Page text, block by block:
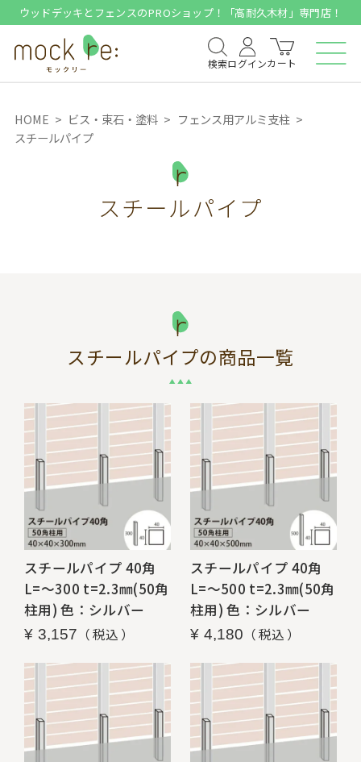
ウッドデッキとフェンスのPROショップ！「高耐久木材」専門店！
検索ログインカート
HOME ビス・束石・塗料
フェンス用アルミ支柱
スチールパイプ
スチールパイプ
スチールパイプの商品一覧
スチールパイプ 40角
L=～300 t=2.3㎜(50角
柱用) 色：シルバー
¥ 3,157 税込
スチールパイプ 40角
L=～500 t=2.3㎜(50角
柱用) 色：シルバー
¥ 4,180 税込